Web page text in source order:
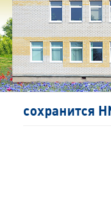
сохранится